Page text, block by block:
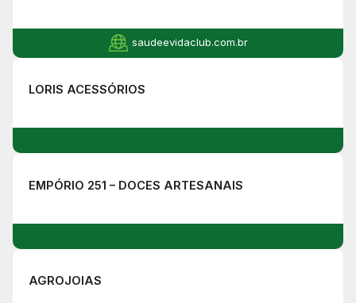
saudeevidaclub.com.br
LORIS ACESSÓRIOS
EMPÓRIO 251 – DOCES ARTESANAIS
AGROJOIAS